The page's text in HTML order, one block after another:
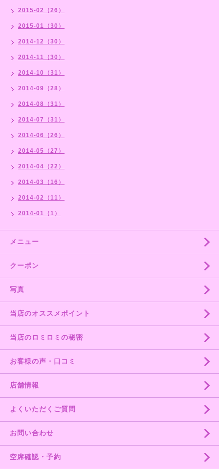
2015-02（26）
2015-01（30）
2014-12（30）
2014-11（30）
2014-10（31）
2014-09（28）
2014-08（31）
2014-07（31）
2014-06（26）
2014-05（27）
2014-04（22）
2014-03（16）
2014-02（11）
2014-01（1）
メニュー
クーポン
写真
当店のオススメポイント
当店のロミロミの秘密
お客様の声・口コミ
店舗情報
よくいただくご質問
お問い合わせ
空席確認・予約